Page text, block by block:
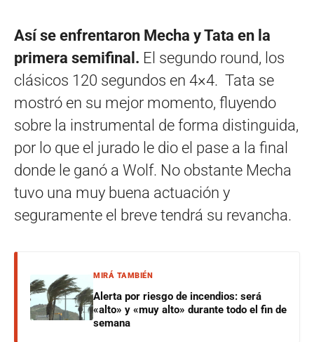
Así se enfrentaron Mecha y Tata en la
primera semifinal. El segundo round, los
clásicos 120 segundos en 4×4. Tata se
mostró en su mejor momento, fluyendo
sobre la instrumental de forma distinguida,
por lo que el jurado le dio el pase a la final
donde le ganó a Wolf. No obstante Mecha
tuvo una muy buena actuación y
seguramente el breve tendrá su revancha.
MIRÁ TAMBIÉN
Alerta por riesgo de incendios: será
«alto» y «muy alto» durante todo el fin de
semana